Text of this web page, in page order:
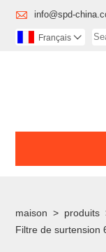
 info@spd-
Français 
maison > produits
Filtre de surtension